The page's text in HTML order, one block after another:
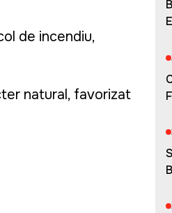
de incendiu,
natural, favorizat